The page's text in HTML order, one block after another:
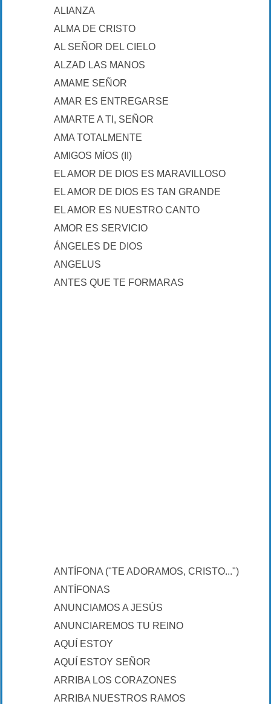
ALIANZA
ALMA DE CRISTO
AL SEÑOR DEL CIELO
ALZAD LAS MANOS
AMAME SEÑOR
AMAR ES ENTREGARSE
AMARTE A TI, SEÑOR
AMA TOTALMENTE
AMIGOS MÍOS (II)
EL AMOR DE DIOS ES MARAVILLOSO
EL AMOR DE DIOS ES TAN GRANDE
EL AMOR ES NUESTRO CANTO
AMOR ES SERVICIO
ÁNGELES DE DIOS
ANGELUS
ANTES QUE TE FORMARAS
ANTÍFONA ("TE ADORAMOS, CRISTO...")
ANTÍFONAS
ANUNCIAMOS A JESÚS
ANUNCIAREMOS TU REINO
AQUÍ ESTOY
AQUÍ ESTOY SEÑOR
ARRIBA LOS CORAZONES
ARRIBA NUESTROS RAMOS